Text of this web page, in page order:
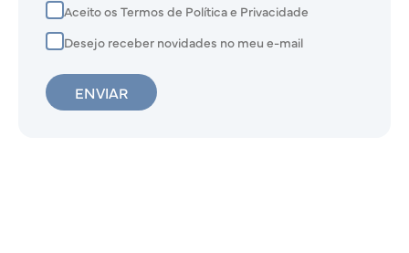
Aceito os Termos de Política e Privacidade
Desejo receber novidades no meu e-mail
ENVIAR